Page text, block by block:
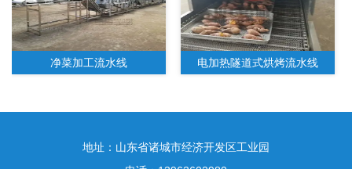
净菜加工流水线 电加热隧道式烘烤流水线
地址：山东省诸城市经济开发区工业园